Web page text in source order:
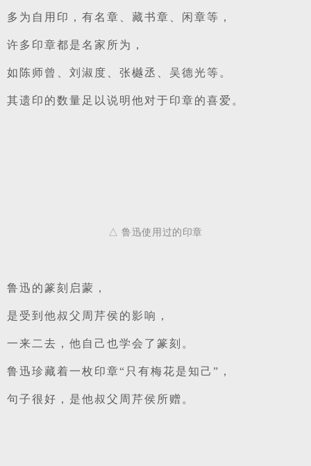
多为自用印，有名章、藏书章、闲章等，
许多印章都是名家所为，
如陈师曾、刘淑度、张樾丞、吴德光等。
其遗印的数量足以说明他对于印章的喜爱。
△ 鲁迅使用过的印章
鲁迅的篆刻启蒙，
是受到他叔父周芹侯的影响，
一来二去，他自己也学会了篆刻。
鲁迅珍藏着一枚印章“只有梅花是知己”，
句子很好，是他叔父周芹侯所赠。